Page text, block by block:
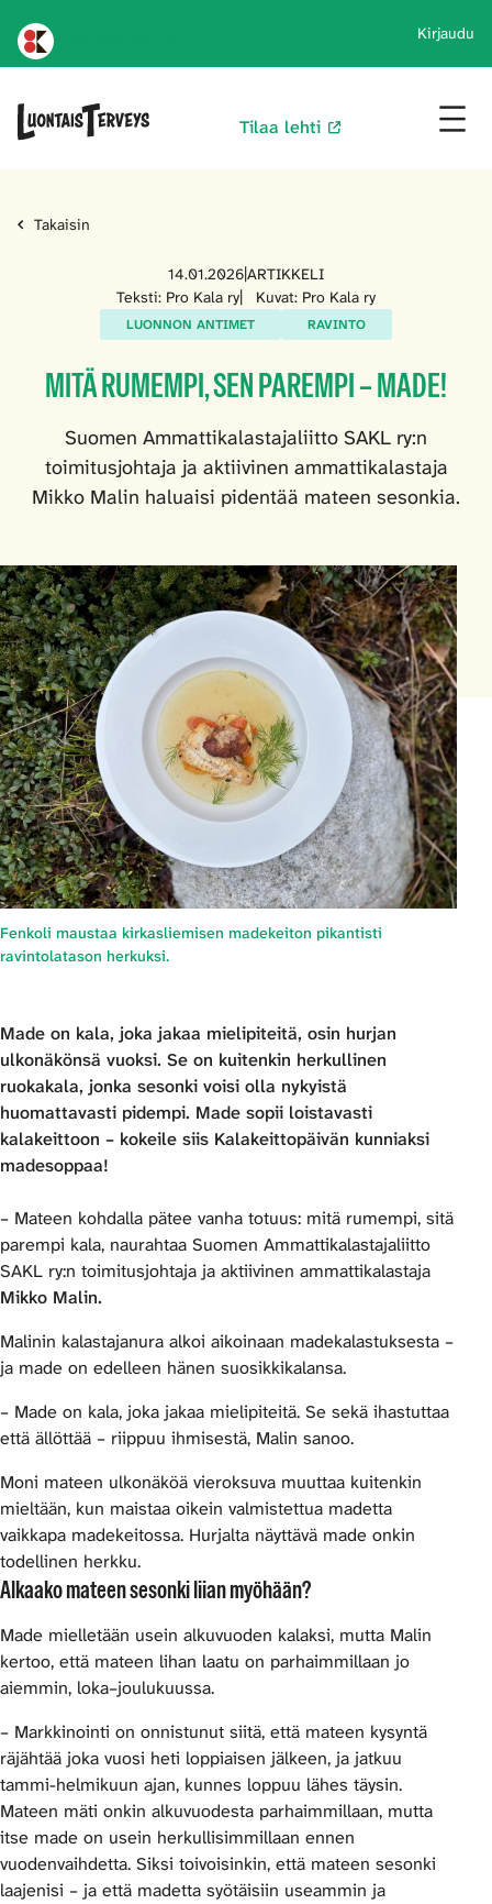
Kirjaudu
Tilaa lehti
Takaisin
14.01.2026ARTIKKELI
Teksti: Pro Kala ry
Kuvat: Pro Kala ry
LUONNON ANTIMET RAVINTO
MITÄ RUMEMPI, SEN PAREMPI – MADE!
Suomen Ammattikalastajaliitto SAKL ry:n
toimitusjohtaja ja aktiivinen ammattikalastaja
Mikko Malin haluaisi pidentää mateen sesonkia.
Fenkoli maustaa kirkasliemisen madekeiton pikantisti
ravintolatason herkuksi.
Made on kala, joka jakaa mielipiteitä, osin hurjan
ulkonäkönsä vuoksi. Se on kuitenkin herkullinen
ruokakala, jonka sesonki voisi olla nykyistä
huomattavasti pidempi. Made sopii loistavasti
kalakeittoon – kokeile siis Kalakeittopäivän kunniaksi
madesoppaa!
– Mateen kohdalla pätee vanha totuus: mitä rumempi, sitä
parempi kala, naurahtaa Suomen Ammattikalastajaliitto
SAKL ry:n toimitusjohtaja ja aktiivinen ammattikalastaja
Mikko Malin.
Malinin kalastajanura alkoi aikoinaan madekalastuksesta –
ja made on edelleen hänen suosikkikalansa.
– Made on kala, joka jakaa mielipiteitä. Se sekä ihastuttaa
että ällöttää – riippuu ihmisestä, Malin sanoo.
Moni mateen ulkonäköä vieroksuva muuttaa kuitenkin
mieltään, kun maistaa oikein valmistettua madetta
vaikkapa madekeitossa. Hurjalta näyttävä made onkin
todellinen herkku.
Alkaako mateen sesonki liian myöhään?
Made mielletään usein alkuvuoden kalaksi, mutta Malin
kertoo, että mateen lihan laatu on parhaimmillaan jo
aiemmin, loka–joulukuussa.
– Markkinointi on onnistunut siitä, että mateen kysyntä
räjähtää joka vuosi heti loppiaisen jälkeen, ja jatkuu
tammi-helmikuun ajan, kunnes loppuu lähes täysin.
Mateen mäti onkin alkuvuodesta parhaimmillaan, mutta
itse made on usein herkullisimmillaan ennen
vuodenvaihdetta. Siksi toivoisinkin, että mateen sesonki
laajenisi – ja että madetta syötäisiin useammin ja